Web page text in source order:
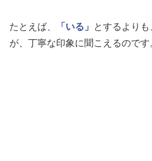
たとえば、 「いる」 とするよりも
が、丁寧な印象に聞こえるのです